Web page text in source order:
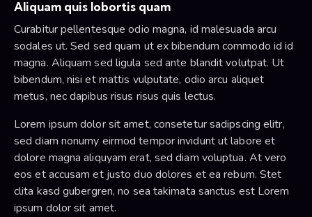
Aliquam quis lobortis quam
Curabitur pellentesque odio magna, id malesuada arcu
sodales ut. Sed sed quam ut ex bibendum commodo id id
magna. Aliquam sed ligula sed ante blandit volutpat. Ut
bibendum, nisi et mattis vulputate, odio arcu aliquet
metus, nec dapibus risus risus quis lectus.
Lorem ipsum dolor sit amet, consetetur sadipscing elitr,
sed diam nonumy eirmod tempor invidunt ut labore et
dolore magna aliquyam erat, sed diam voluptua. At vero
eos et accusam et justo duo dolores et ea rebum. Stet
clita kasd gubergren, no sea takimata sanctus est Lorem
ipsum dolor sit amet.